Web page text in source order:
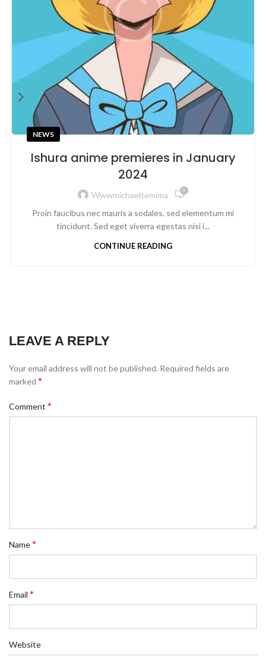
NEWS
Ishura anime premieres in January
2024
Wwwmichaeltemima 0
Proin faucibus nec mauris a sodales, sed elementum mi
tincidunt. Sed eget viverra egestas nisi i...
CONTINUE READING
LEAVE A REPLY
Your email address will not be published. Required fields are
marked *
Comment *
Name*
Email *
Website